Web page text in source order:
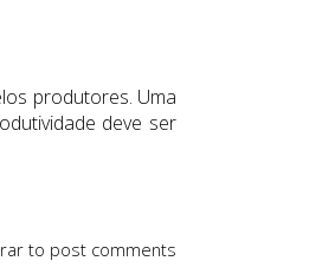
produtores. Uma
deve ser
to post comments